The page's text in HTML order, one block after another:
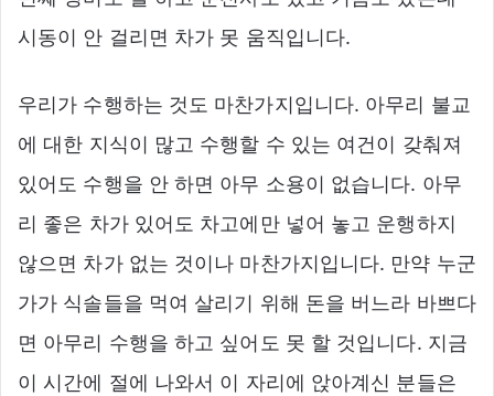
시동이 안 걸리면 차가 못 움직입니다.
우리가 수행하는 것도 마찬가지입니다. 아무리 불교
에 대한 지식이 많고 수행할 수 있는 여건이 갖춰져
있어도 수행을 안 하면 아무 소용이 없습니다. 아무
리 좋은 차가 있어도 차고에만 넣어 놓고 운행하지
않으면 차가 없는 것이나 마찬가지입니다. 만약 누군
가가 식솔들을 먹여 살리기 위해 돈을 버느라 바쁘다
면 아무리 수행을 하고 싶어도 못 할 것입니다. 지금
이 시간에 절에 나와서 이 자리에 앉아계신 분들은